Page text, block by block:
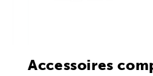
Accessoires